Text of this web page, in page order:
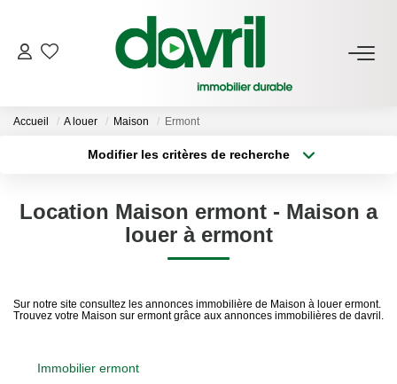
NOS BIENS
Gérés À Vendre
GESTION LOCATIVE
Qui Sommes-Nous
Accueil A louer Maison Ermont
Modifier les critères de recherche
Type de bien
Créer une alerte
Location Maison ermont - Maison a
louer à ermont
Sur notre site consultez les annonces immobilière de Maison à louer ermont.
Trouvez votre Maison sur ermont grâce aux annonces immobilières de davril.
Immobilier ermont